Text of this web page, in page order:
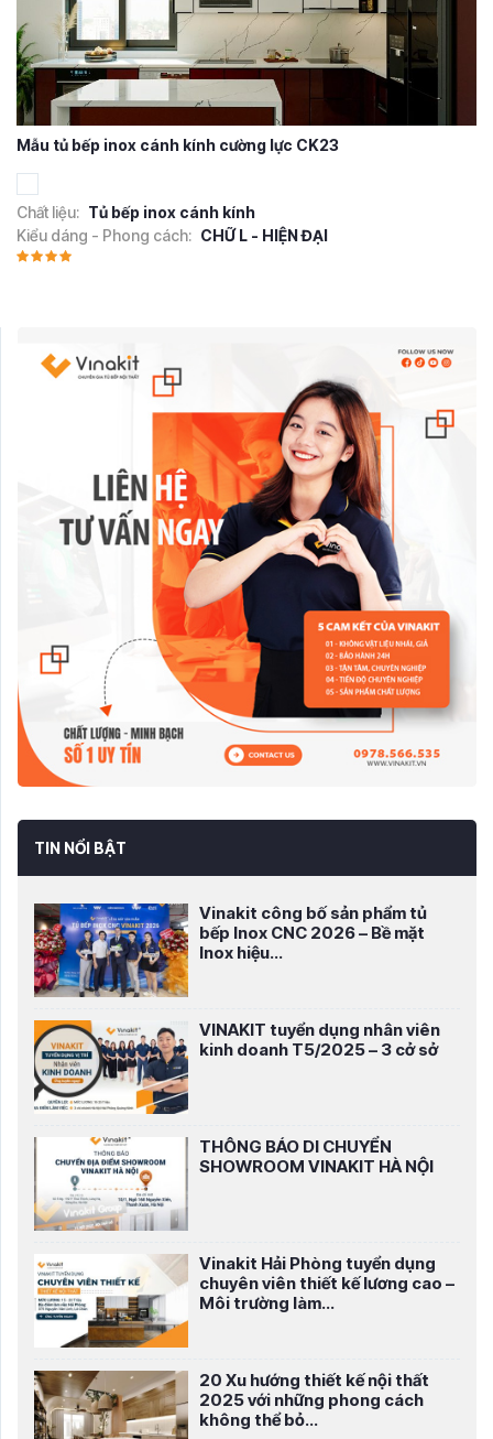
TIN NỔI BẬT
Vinakit công bố sản phẩm tủ
bếp Inox CNC 2026 – Bề mặt
Inox hiệu...
VINAKIT tuyển dụng nhân viên
kinh doanh T5/2025 – 3 cở sở
THÔNG BÁO DI CHUYỂN
SHOWROOM VINAKIT HÀ NỘI
Vinakit Hải Phòng tuyển dụng
chuyên viên thiết kế lương cao –
Môi trường làm...
20 Xu hướng thiết kế nội thất
2025 với những phong cách
không thể bỏ...
Mẫu tủ bếp inox cánh kính cường lực CK23
Chất liệu: Tủ bếp inox cánh kính
Kiểu dáng - Phong cách: CHỮ L - HIỆN ĐẠI